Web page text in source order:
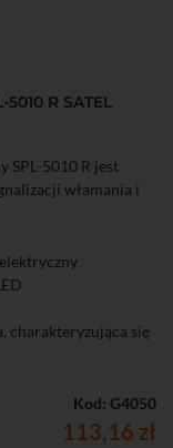
R SATEL
SPL-5010 R jest
włamania i
charakteryzująca się
do 120 dB
Kod: G4050
113,16 zł